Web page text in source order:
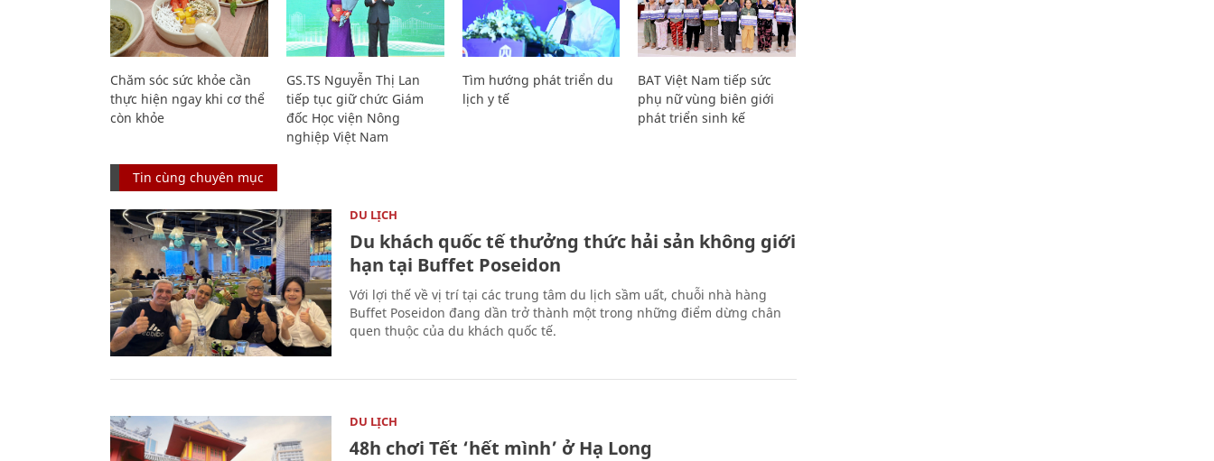
Chăm sóc sức khỏe cần
thực hiện ngay khi cơ thể
còn khỏe
GS.TS Nguyễn Thị Lan
tiếp tục giữ chức Giám
đốc Học viện Nông
nghiệp Việt Nam
Tìm hướng phát triển du
lịch y tế
BAT Việt Nam tiếp sức
phụ nữ vùng biên giới
phát triển sinh kế
Tin cùng chuyên mục
DU LỊCH
Du khách quốc tế thưởng thức hải sản không giới
hạn tại Buffet Poseidon
Với lợi thế về vị trí tại các trung tâm du lịch sầm uất, chuỗi nhà hàng
Buffet Poseidon đang dần trở thành một trong những điểm dừng chân
quen thuộc của du khách quốc tế.
DU LỊCH
48h chơi Tết ‘hết mình’ ở Hạ Long